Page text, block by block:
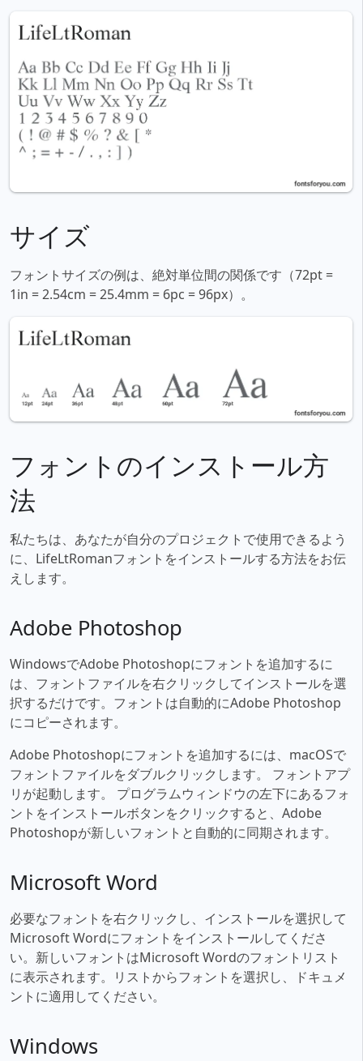
サイズ
フォントサイズの例は、絶対単位間の関係です（72pt =
1in = 2.54cm = 25.4mm = 6pc = 96px）。
フォントのインストール方
法
私たちは、あなたが自分のプロジェクトで使用できるよう
に、LifeLtRomanフォントをインストールする方法をお伝
えします。
Adobe Photoshop
WindowsでAdobe Photoshopにフォントを追加するに
は、フォントファイルを右クリックしてインストールを選
択するだけです。フォントは自動的にAdobe Photoshop
にコピーされます。
Adobe Photoshopにフォントを追加するには、macOSで
フォントファイルをダブルクリックします。 フォントアプ
リが起動します。 プログラムウィンドウの左下にあるフォ
ントをインストールボタンをクリックすると、Adobe
Photoshopが新しいフォントと自動的に同期されます。
Microsoft Word
必要なフォントを右クリックし、インストールを選択して
Microsoft Wordにフォントをインストールしてくださ
い。新しいフォントはMicrosoft Wordのフォントリスト
に表示されます。リストからフォントを選択し、ドキュメ
ントに適用してください。
Windows